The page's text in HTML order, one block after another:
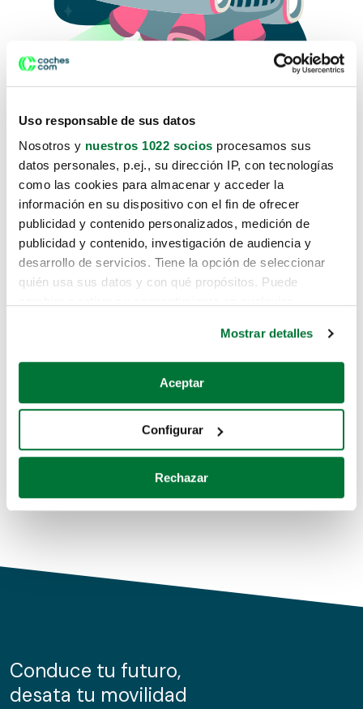
Uso responsable de sus datos
Nosotros y nuestros 1022 socios procesamos sus
datos personales, p.ej., su dirección IP, con tecnologías
como las cookies para almacenar y acceder la
información en su dispositivo con el fin de ofrecer
publicidad y contenido personalizados, medición de
publicidad y contenido, investigación de audiencia y
desarrollo de servicios. Tiene la opción de seleccionar
quién usa sus datos y con qué propósitos. Puede
Si lo permite, también quisiéramos:
Recopilar información sobre su ubicación geográfica
Identificar su dispositivo analizándolo activamente
para buscar características específicas (huellas
Obtenga más información sobre cómo se procesan sus
de cookies.
información sobre el uso que haga del sitio web con
nuestros partners de redes sociales, publicidad y análisis
Mostrar detalles
Aceptar
Configurar
Rechazar
Lo sentimos, no sabemos como
te hemos traido hasta aquí.
Pero puedes encontrar el coche que estás
buscando en alguno de estos enlaces:
Coches de segunda mano
Coches de km0
Conduce tu futuro,
desata tu movilidad